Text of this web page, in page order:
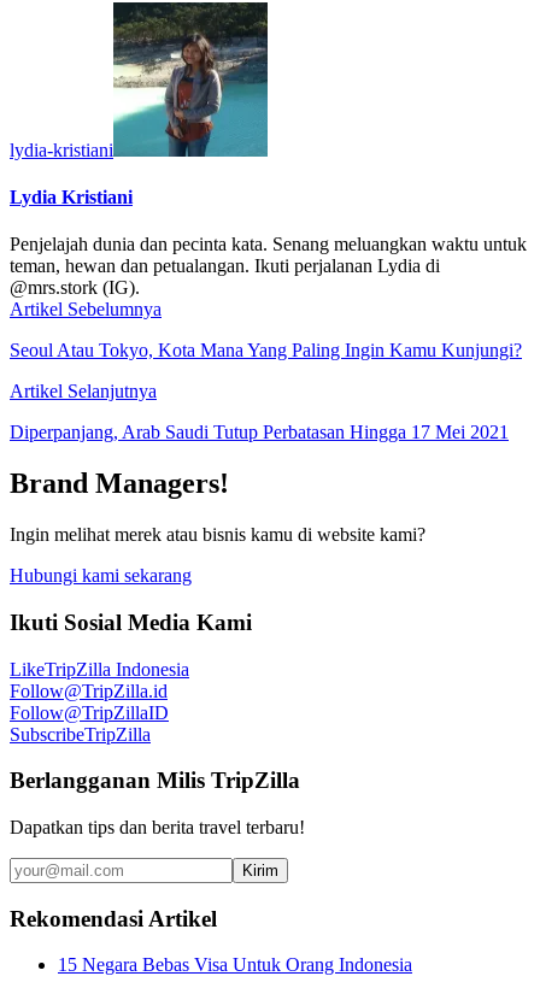
lydia-kristiani
Lydia Kristiani
Penjelajah dunia dan pecinta kata. Senang meluangkan waktu untuk
teman, hewan dan petualangan. Ikuti perjalanan Lydia di
@mrs.stork (IG).
Artikel Sebelumnya
Seoul Atau Tokyo, Kota Mana Yang Paling Ingin Kamu Kunjungi?
Artikel Selanjutnya
Diperpanjang, Arab Saudi Tutup Perbatasan Hingga 17 Mei 2021
Brand Managers!
Ingin melihat merek atau bisnis kamu di website kami?
Hubungi kami sekarang
Ikuti Sosial Media Kami
LikeTripZilla Indonesia
Follow@TripZilla.id
Follow@TripZillaID
SubscribeTripZilla
Berlangganan Milis TripZilla
Dapatkan tips dan berita travel terbaru!
Kirim
Rekomendasi Artikel
15 Negara Bebas Visa Untuk Orang Indonesia